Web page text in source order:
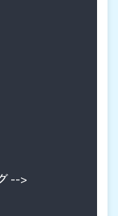
-->